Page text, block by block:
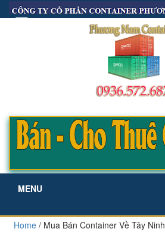
the.lh1005@gmail.com|
0936 572 687
MENU
Home / Mua Bán Container Về Tây Ninh